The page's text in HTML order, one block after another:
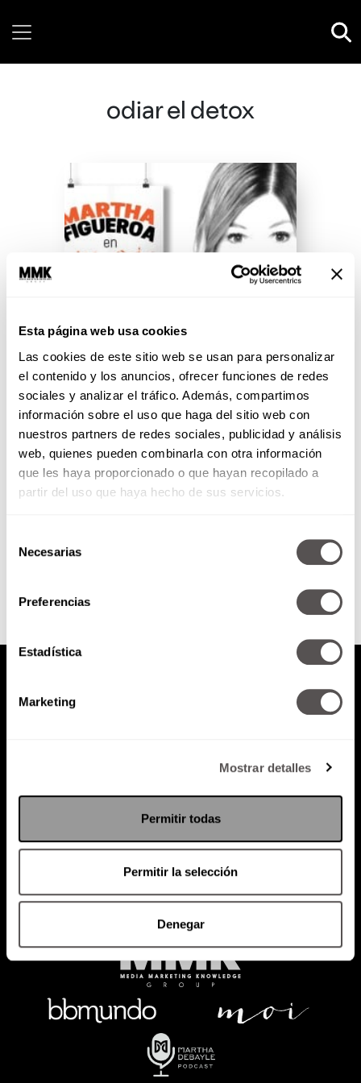
Esta página web usa cookies
Las cookies de este sitio web se usan para personalizar
el contenido y los anuncios, ofrecer funciones de redes
sociales y analizar el tráfico. Además, compartimos
información sobre el uso que haga del sitio web con
nuestros partners de redes sociales, publicidad y análisis
web, quienes pueden combinarla con otra información
que les haya proporcionado o que hayan recopilado a
partir del uso que haya hecho de sus servicios.
Necesarias
Preferencias
Estadística
Marketing
Mostrar detalles
Permitir todas
Permitir la selección
Denegar
odiar el detox
El Factor Figueroa: Odio el
detox
¿Dónde quedaron esos tiempos
más humanos en los que hacías
la dieta de los tres días de
Angélica María para...
Política de Privacidad
PODCAST RADIO MARTHA EVENTOS
SACA TU ID